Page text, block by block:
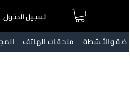
تسجيل الدخول
ملحقات الهاتف والأنشطة